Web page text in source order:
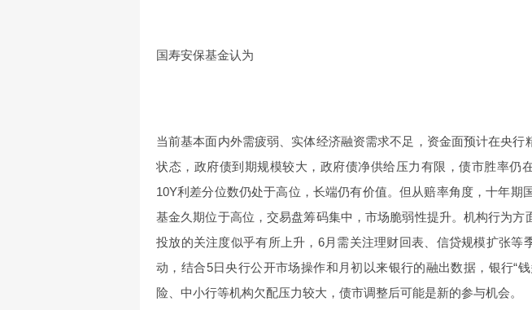
国寿安保基金认为
当前基本面内外需疲弱、实体经济融资需求不足，资金面预计在央行
状态，政府债到期规模较大，政府债净供给压力有限，债市胜率仍
10Y利差分位数仍处于高位，长端仍有价值。但从赔率角度，十年期
基金久期位于高位，交易盘筹码集中，市场脆弱性提升。机构行为方
投放的关注度似乎有所上升，6月需关注理财回表、信贷规模扩张等
动，结合5日央行公开市场操作和月初以来银行的融出数据，银行“
险、中小行等机构欠配压力较大，债市调整后可能是新的参与机会。